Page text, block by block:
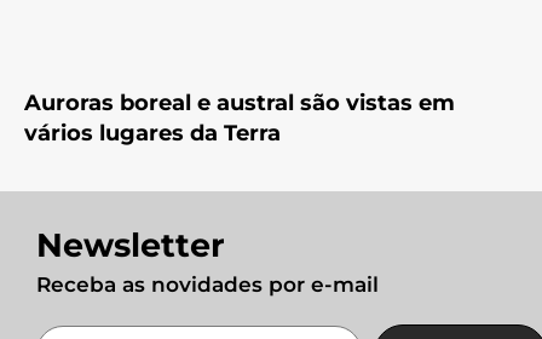
Auroras boreal e austral são vistas em
vários lugares da Terra
Newsletter
Receba as novidades por e-mail